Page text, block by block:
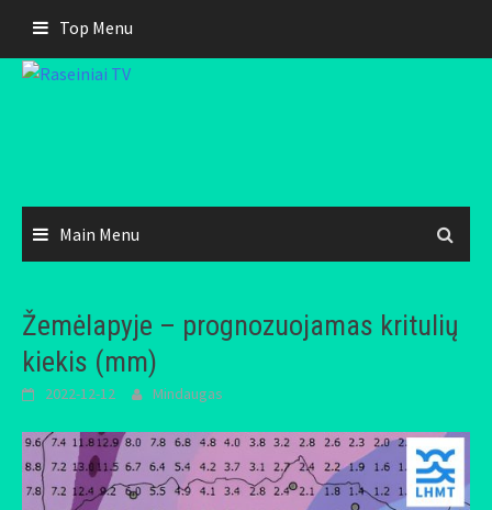
content
Top Menu
Main Menu
Žemėlapyje – prognozuojamas kritulių
kiekis (mm)
2022-12-12 Mindaugas